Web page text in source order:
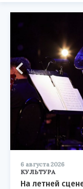
6 августа 2026
КУЛЬТУРА
На летней